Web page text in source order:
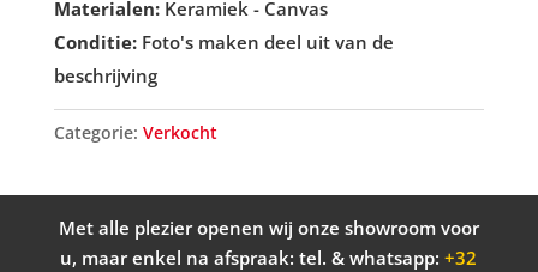
Materialen:Keramiek - Canvas
Conditie:Foto's maken deel uit van de
beschrijving
Categorie: Verkocht
Met alle plezier openen wij onze showroom voor
u, maar enkel na afspraak: tel. & whatsapp:+32